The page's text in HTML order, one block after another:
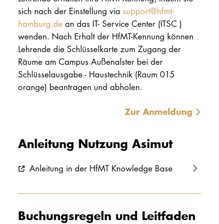
sich nach der Einstellung via support@hfmt-
hamburg.dean das IT- Service Center (ITSC )
wenden. Nach Erhalt der HfMT-Kennung können
Lehrende die Schlüsselkarte zum Zugang der
Räume am Campus Außenalster bei der
Schlüsselausgabe - Haustechnik (Raum 015
orange) beantragen und abholen.
Zur Anmeldung
Anleitung Nutzung Asimut
Anleitung in der HfMT Knowledge Base
Buchungsregeln und Leitfaden
Intranet